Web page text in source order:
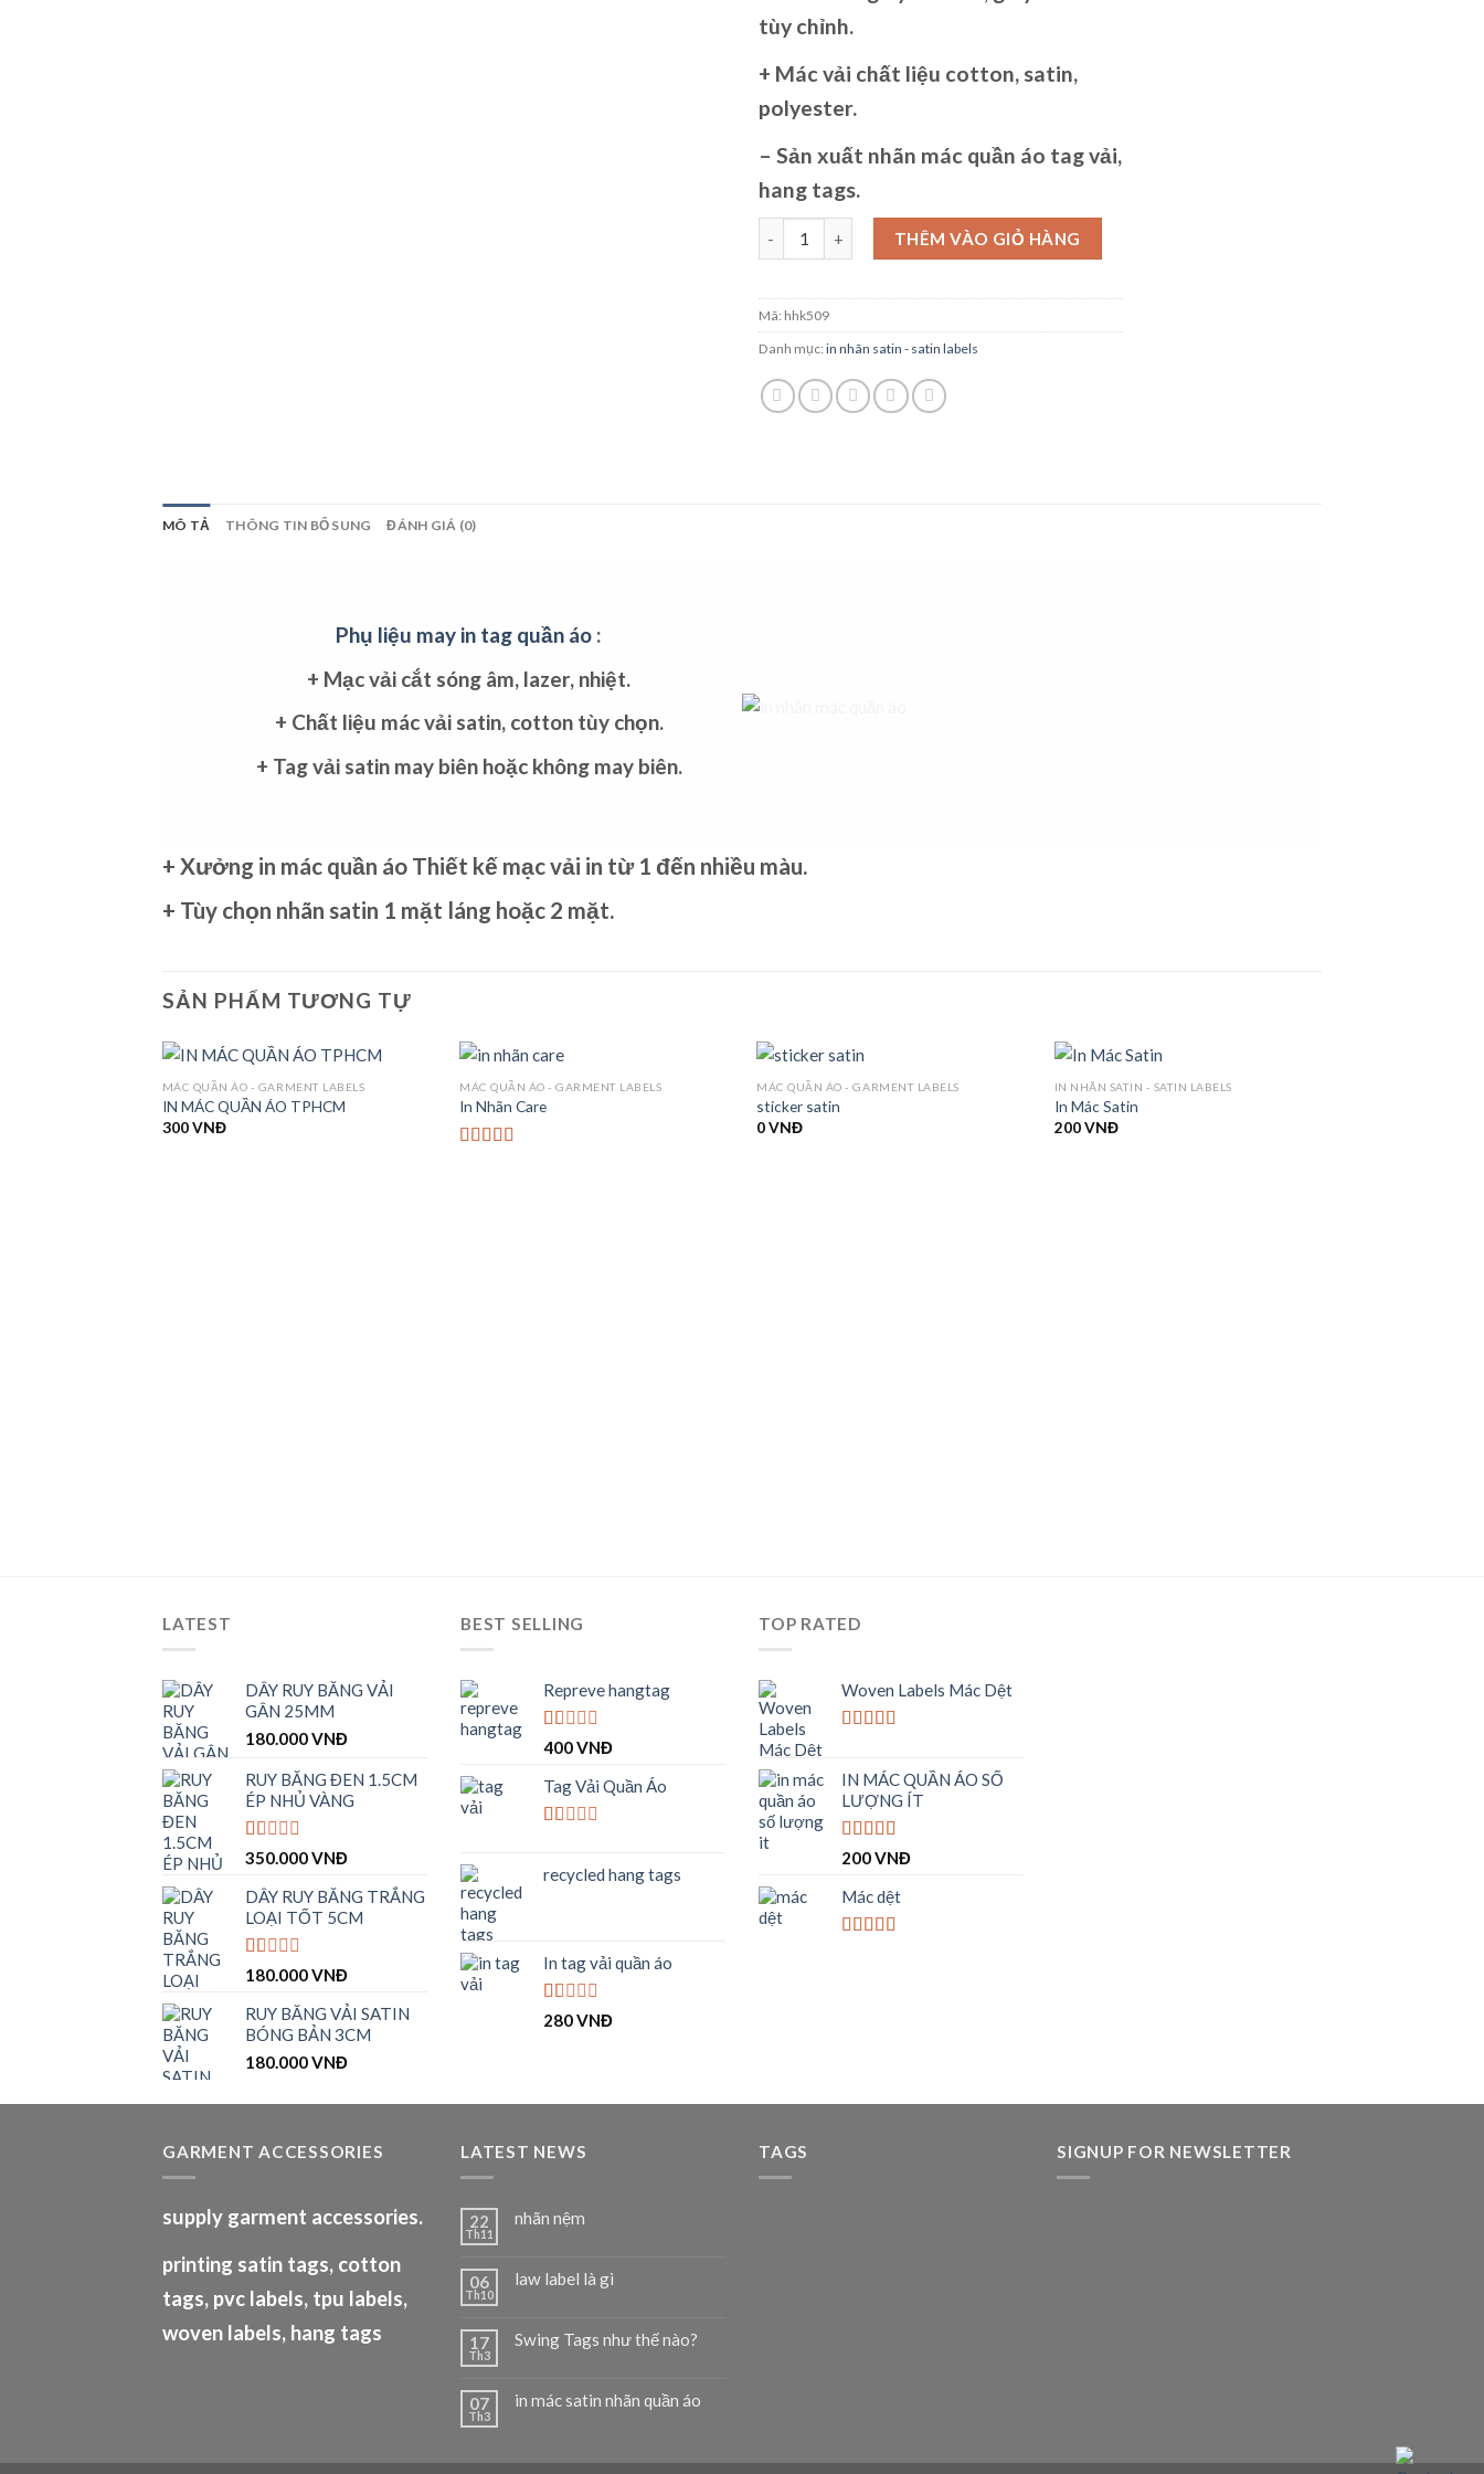
tùy chỉnh.
+ Mác vải chất liệu cotton, satin,
polyester.
– Sản xuất nhãn mác quần áo tag vải,
hang tags.
In nhãn mác quần áo tphcm số lượng
THÊM VÀO GIỎ HÀNG
Mã: hhk509
Danh mục:in nhãn satin - satin labels
MÔ TẢ THÔNG TIN BỔ SUNG ĐÁNH GIÁ (0)
Phụ liệu may in tag quần áo :
+ Mạc vải cắt sóng âm, lazer, nhiệt.
+ Chất liệu mác vảisatin, cotton tùy chọn.
+ Tag vải satinmay biên hoặc không may biên.
+ Xưởng in mác quần áo Thiết kế mạc vải in từ 1 đến nhiều màu.
+ Tùy chọn nhãn satin 1 mặt láng hoặc 2 mặt.
SẢN PHẨM TƯƠNG TỰ
MÁC QUẦN ÁO - GARMENT LABELS
IN MÁC QUẦN ÁO TPHCM
300VNĐ
MÁC QUẦN ÁO - GARMENT LABELS
In Nhãn Care
MÁC QUẦN ÁO - GARMENT LABELS
sticker satin
0VNĐ
IN NHÃN SATIN - SATIN LABELS
In Mác Satin
200VNĐ
LATEST
DÂY RUY BĂNG VẢI
GÂN 25MM
180.000VNĐ
RUY BĂNG ĐEN 1.5CM
ÉP NHỦ VÀNG
Được
hạng
1.00
5
sao
350.000VNĐ
DÂY RUY BĂNG TRẮNG
LOẠI TỐT 5CM
Được
hạng
1.00
5
sao
180.000VNĐ
RUY BĂNG VẢI SATIN
BÓNG BẢN 3CM
180.000VNĐ
BEST SELLING
Repreve hangtag
Được
hạng
1.00
5
400VNĐ
Tag Vải Quần Áo
hạng
recycled hang tags
In tag vải quần áo
Được
sao
280VNĐ
TOP RATED
Woven Labels Mác Dệt
sao
IN MÁC QUẦN ÁO SỐ
LƯỢNG ÍT
Được xếp
5 sao
200VNĐ
Mác dệt
GARMENT ACCESSORIES
supply garment accessories.
printing satin tags, cotton
tags, pvc labels, tpu labels,
woven labels, hang tags
LATEST NEWS
22
Th11
nhãn nệm
06
Th10
law label là gì
17
Th3
Swing Tags như thế nào?
07
Th3
in mác satin nhãn quần áo
TAGS SIGNUP FOR NEWSLETTER